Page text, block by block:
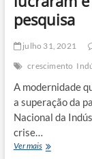
isso?
pesquisa
julho 31, 2021
crescimento
A modernidade
a superação da
Nacional da
crise…
Ver maisEmpresas